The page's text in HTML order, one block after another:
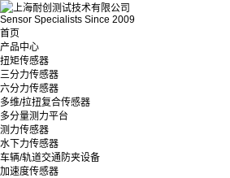
Sensor Specialists Since 2009
首页
产品中心
扭矩传感器
三分力传感器
六分力传感器
多维/拉扭复合传感器
多分量测力平台
测力传感器
水下力传感器
车辆/轨道交通防夹设备
加速度传感器